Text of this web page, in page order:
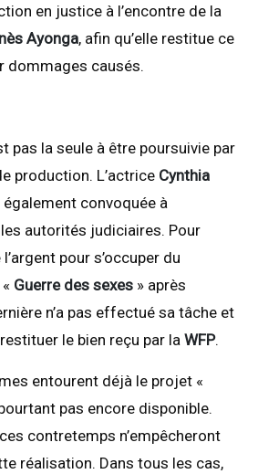
en justice à l’encontre de la
Ayonga, afin qu’elle restitue ce
dommages causés.
pas la seule à être poursuivie par
production. L’actrice Cynthia
également convoquée à
autorités judiciaires. Pour
pour s’occuper du
Guerre des sexes » après
n’a pas effectué sa tâche et
le bien reçu par la WFP.
entourent déjà le projet «
pas encore disponible.
contretemps n’empêcheront
réalisation. Dans tous les cas,